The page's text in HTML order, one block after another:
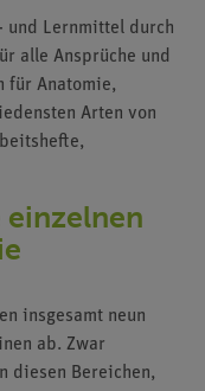
Lernmittel durch
alle Ansprüche und
für Anatomie,
Arten von
insgesamt neun
ab. Zwar
diesen Bereichen,